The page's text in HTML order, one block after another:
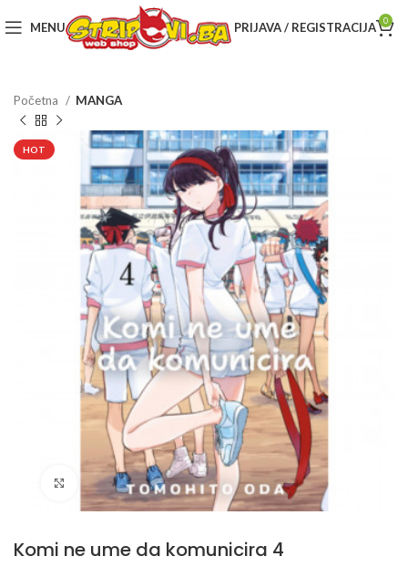
MENU PRIJAVA / REGISTRACIJA 0
Početna MANGA
HOT
Klikni da povečaš
Komi ne ume da komunicira 4